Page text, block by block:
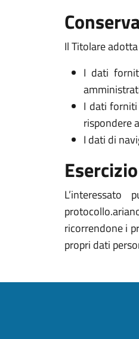
Il Titolare
I dati
I dati
rispondere
I dati di
ricorrendone i
propri dati